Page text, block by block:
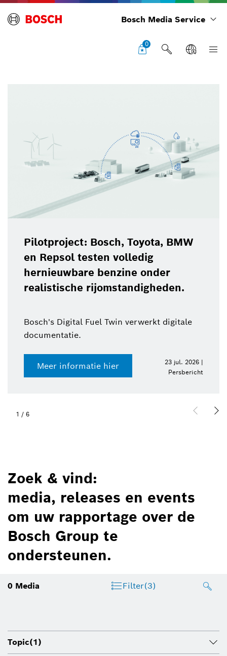
Bosch Media Service
0
Pilotproject: Bosch, Toyota, BMW
en Repsol testen volledig
hernieuwbare benzine onder
realistische rijomstandigheden.
Bosch's Digital Fuel Twin verwerkt digitale
documentatie.
Meer informatie hier
23 jul. 2026 |
Persbericht
1 / 6
Zoek & vind:
media, releases en events
om uw rapportage over de
Bosch Group te
ondersteunen.
0 Media Filter(3)
Topic(1)